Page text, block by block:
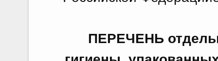
ПЕРЕЧЕНЬ